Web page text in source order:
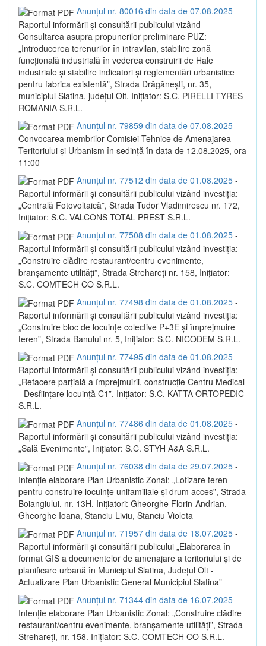
Anunțul nr. 80016 din data de 07.08.2025 -
Raportul informării și consultării publicului vizând
Consultarea asupra propunerilor preliminare PUZ:
„Introducerea terenurilor în intravilan, stabilire zonă
funcțională industrială în vederea construirii de Hale
industriale și stabilire indicatori și reglementări urbanistice
pentru fabrica existentă”, Strada Drăgănești, nr. 35,
municipiul Slatina, județul Olt. Inițiator: S.C. PIRELLI TYRES
ROMANIA S.R.L.
Anunțul nr. 79859 din data de 07.08.2025 -
Convocarea membrilor Comisiei Tehnice de Amenajarea
Teritoriului și Urbanism în sedință în data de 12.08.2025, ora
11:00
Anunțul nr. 77512 din data de 01.08.2025 -
Raportul informării și consultării publicului vizând investiția:
„Centrală Fotovoltaică”, Strada Tudor Vladimirescu nr. 172,
Inițiator: S.C. VALCONS TOTAL PREST S.R.L.
Anunțul nr. 77508 din data de 01.08.2025 -
Raportul informării și consultării publicului vizând investiția:
„Construire clădire restaurant/centru evenimente,
branșamente utilități”, Strada Strehareți nr. 158, Inițiator:
S.C. COMTECH CO S.R.L.
Anunțul nr. 77498 din data de 01.08.2025 -
Raportul informării și consultării publicului vizând investiția:
„Construire bloc de locuințe colective P+3E și împrejmuire
teren”, Strada Banului nr. 5, Inițiator: S.C. NICODEM S.R.L.
Anunțul nr. 77495 din data de 01.08.2025 -
Raportul informării și consultării publicului vizând investiția:
„Refacere parțială a împrejmuirii, construcție Centru Medical
- Desființare locuință C1”, Inițiator: S.C. KATTA ORTOPEDIC
S.R.L.
Anunțul nr. 77486 din data de 01.08.2025 -
Raportul informării și consultării publicului vizând investiția:
„Sală Evenimente”, Inițiator: S.C. STYH A&A S.R.L.
Anunțul nr. 76038 din data de 29.07.2025 -
Intenție elaborare Plan Urbanistic Zonal: „Lotizare teren
pentru construire locuințe unifamiliale și drum acces”, Strada
Boiangiului, nr. 13H. Inițiatori: Gheorghe Florin-Andrian,
Gheorghe Ioana, Stanciu Liviu, Stanciu Violeta
Anunțul nr. 71957 din data de 18.07.2025 -
Raportul informării și consultării publicului „Elaborarea în
format GIS a documentelor de amenajare a teritoriului și de
planificare urbană în Municipiul Slatina, Județul Olt -
Actualizare Plan Urbanistic General Municipiul Slatina”
Anunțul nr. 71344 din data de 16.07.2025 -
Intenție elaborare Plan Urbanistic Zonal: „Construire clădire
restaurant/centru evenimente, branșamente utilități”, Strada
Strehareți, nr. 158. Inițiator: S.C. COMTECH CO S.R.L.